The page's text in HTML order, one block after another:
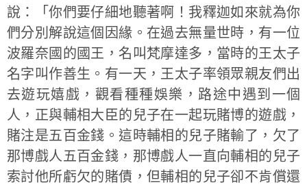
說：
「你們要仔細地聽著啊！我釋迦如來就為你
們分別解說這個因緣。在過去無量世時，有一位
波羅奈國的國王，名叫梵摩達多，當時的王太子
名字叫作善生。有一天，王太子率領眾親友們出
去遊玩嬉戲，觀看種種娛樂，路途中遇到一個
人，正與輔相大臣的兒子在一起玩賭博的遊戲，
賭注是五百金錢。這時輔相的兒子賭輸了，欠了
那博戲人五百金錢，那博戲人一直向輔相的兒子
索討他所虧欠的賭債，但輔相的兒子卻不肯償還